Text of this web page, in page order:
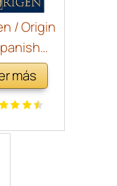
/ Origin
más